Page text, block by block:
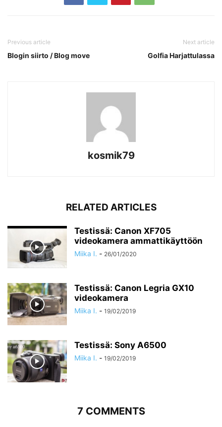
Previous article
Blogin siirto / Blog move
Next article
Golfia Harjattulassa
kosmik79
RELATED ARTICLES
Testissä: Canon XF705
videokamera ammattikäyttöön
Miika I. - 26/01/2020
Testissä: Canon Legria GX10
videokamera
Miika I. - 19/02/2019
Testissä: Sony A6500
Miika I. - 19/02/2019
7 COMMENTS